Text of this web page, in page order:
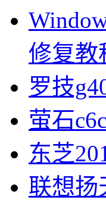
修复教
罗技
萤石
东芝
联想扬